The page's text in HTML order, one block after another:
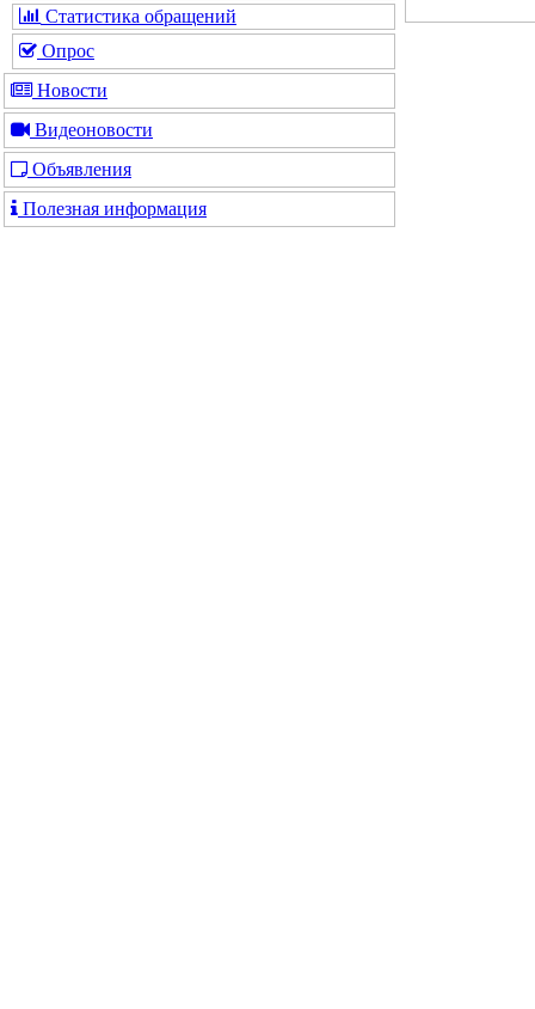
Статистика обращений
Опрос
Новости
Видеоновости
Объявления
Полезная информация